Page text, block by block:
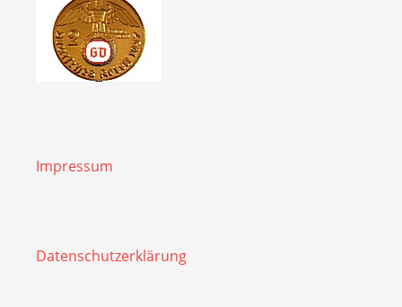
Impressum
Datenschutzerklärung